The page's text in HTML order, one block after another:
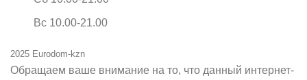
Вс 10.00-21.00
2025 Eurodom-kzn
Обращаем ваше внимание на то, что данный интернет-